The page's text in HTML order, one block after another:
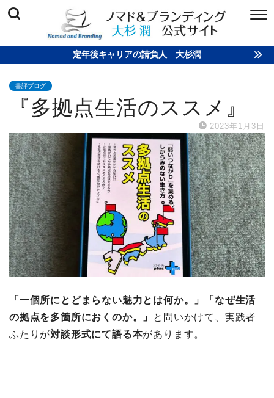
定年後キャリアの請負人 大杉潤
書評ブログ
『多拠点生活のススメ』
2023年1月3日
「一個所にとどまらない魅力とは何か。」「なぜ生活
の拠点を多箇所におくのか。」
と問いかけて、実践者
ふたりが対談形式にて語る本があります。